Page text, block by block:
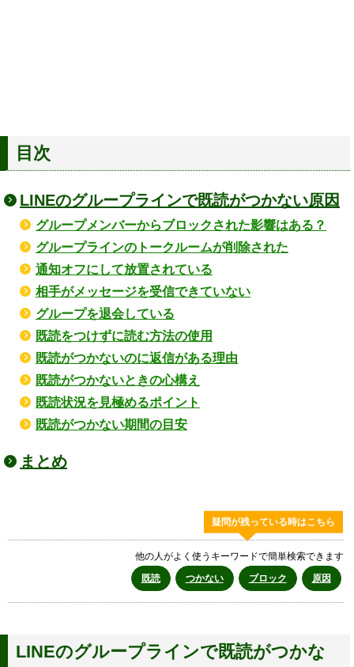
目次
LINEのグループラインで既読がつかない原因
グループメンバーからブロックされた影響はある？
グループラインのトークルームが削除された
通知オフにして放置されている
相手がメッセージを受信できていない
グループを退会している
既読をつけずに読む方法の使用
既読がつかないのに返信がある理由
既読がつかないときの心構え
既読状況を見極めるポイント
既読がつかない期間の目安
まとめ
疑問が残っている時はこちら
他の人がよく使うキーワードで簡単検索できます
既読
つかない ブロック 原因
LINEのグループラインで既読がつかな